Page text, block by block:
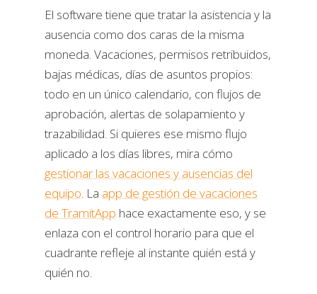
El software tiene que tratar la asistencia y la
ausencia como dos caras de la misma
moneda. Vacaciones, permisos retribuidos,
bajas médicas, días de asuntos propios:
todo en un único calendario, con flujos de
aprobación, alertas de solapamiento y
trazabilidad. Si quieres ese mismo flujo
aplicado a los días libres, mira cómo
gestionar las vacaciones y ausencias del
equipo. La app de gestión de vacaciones
de TramitApp hace exactamente eso, y se
enlaza con el control horario para que el
cuadrante refleje al instante quién está y
quién no.